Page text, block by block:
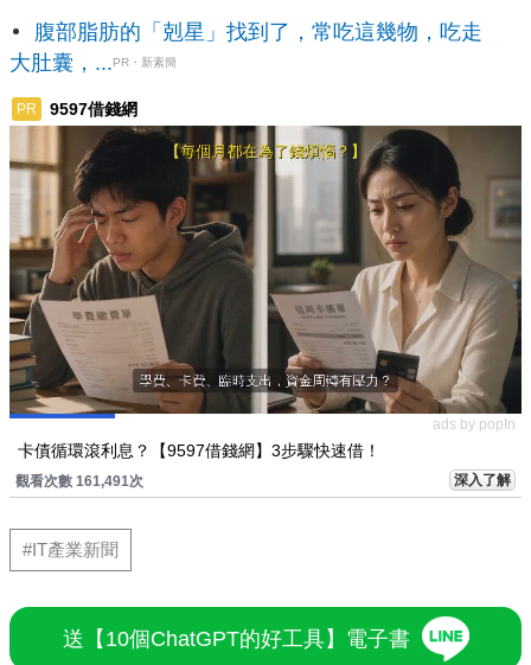
腹部脂肪的「剋星」找到了，常吃這幾物，吃走
大肚囊，...PR・新素簡
PR 9597借錢網
ads by popIn
卡債循環滾利息？【9597借錢網】3步驟快速借！
觀看次數 161,491次 深入了解
#IT產業新聞
送【10個ChatGPT的好工具】電子書